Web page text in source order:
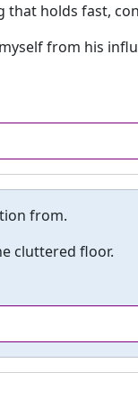
that holds fast,
from his
from.
cluttered floor.